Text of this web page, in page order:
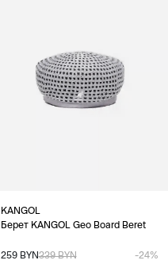
KANGOL
Берет KANGOL Geo Board Beret
259 BYN339 BYN -24%